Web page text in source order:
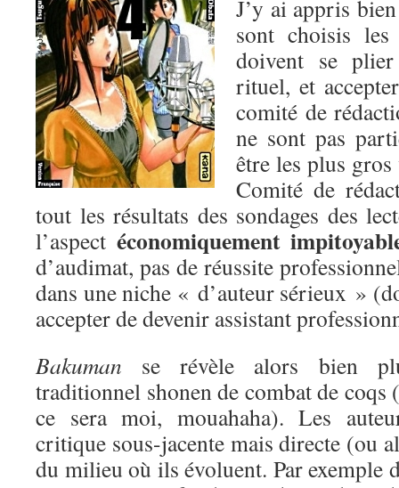
J’y ai appris
sont choisis
doivent se
rituel, et
comité de
ne sont pas
être les plus
Comité de
tout les résultats des sondages des
l’aspect économiquement
d’audimat, pas de réussite
dans une niche « d’auteur sérieux »
accepter de devenir assistant
Bakuman se révèle alors bien
traditionnel shonen de combat de coqs
ce sera moi, mouahaha). Les
critique sous-jacente mais directe (ou
du milieu où ils évoluent. Par exemple